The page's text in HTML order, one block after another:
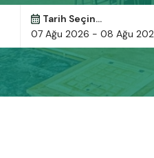
Tarih Seçin...